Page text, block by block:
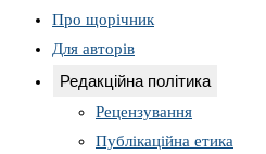
Про щорічник
Для авторів
Редакційна політика
Рецензування
Публікаційна етика